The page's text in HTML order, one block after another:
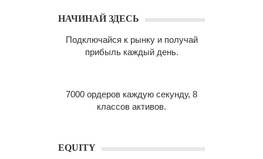
НАЧИНАЙ ЗДЕСЬ
Подключайся к рынку и получай
прибыль каждый день.
7000 ордеров каждую секунду, 8
классов активов.
EQUITY